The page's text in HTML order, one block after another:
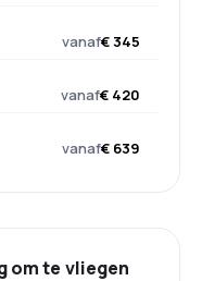
vanaf€ 345
vanaf€ 420
vanaf€ 639
om te vliegen